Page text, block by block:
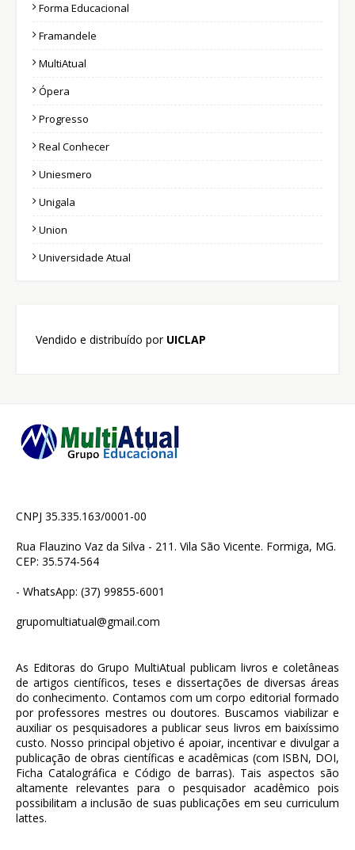
Forma Educacional
Framandele
MultiAtual
Ópera
Progresso
Real Conhecer
Uniesmero
Unigala
Union
Universidade Atual
Vendido e distribuído por UICLAP
CNPJ 35.335.163/0001-00
Rua Flauzino Vaz da Silva - 211. Vila São Vicente. Formiga, MG.
CEP: 35.574-564
- WhatsApp: (37) 99855-6001
grupomultiatual@gmail.com
As Editoras do Grupo MultiAtual publicam livros e coletâneas
de artigos científicos, teses e dissertações de diversas áreas
do conhecimento. Contamos com um corpo editorial formado
por professores mestres ou doutores. Buscamos viabilizar e
auxiliar os pesquisadores a publicar seus livros em baixíssimo
custo. Nosso principal objetivo é apoiar, incentivar e divulgar a
publicação de obras científicas e acadêmicas (com ISBN, DOI,
Ficha Catalográfica e Código de barras). Tais aspectos são
altamente relevantes para o pesquisador acadêmico pois
possibilitam a inclusão de suas publicações em seu curriculum
lattes.